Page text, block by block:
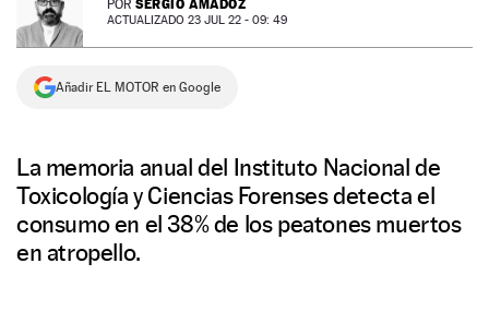
NEWSLETTER
SÍGUENOS
POR SERGIO AMADOZ
ACTUALIZADO 23 JUL 22 - 09: 49
Añadir EL MOTOR en Google
La memoria anual del Instituto Nacional de
Toxicología y Ciencias Forenses detecta el
consumo en el 38% de los peatones muertos
en atropello.